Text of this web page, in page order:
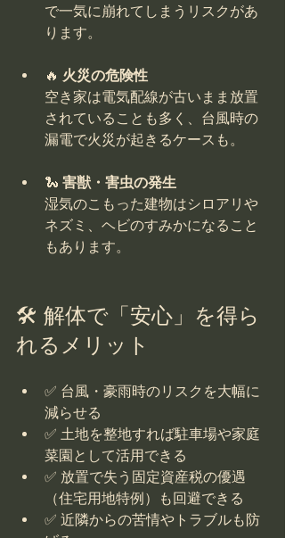
で一気に崩れてしまうリスクがあ
ります。
🔥 火災の危険性
空き家は電気配線が古いまま放置
されていることも多く、台風時の
漏電で火災が起きるケースも。
🐍 害獣・害虫の発生
湿気のこもった建物はシロアリや
ネズミ、ヘビのすみかになること
もあります。
🛠 解体で「安心」を得ら
れるメリット
✅ 台風・豪雨時のリスクを大幅に
減らせる
✅ 土地を整地すれば駐車場や家庭
菜園として活用できる
✅ 放置で失う固定資産税の優遇
（住宅用地特例）も回避できる
✅ 近隣からの苦情やトラブルも防